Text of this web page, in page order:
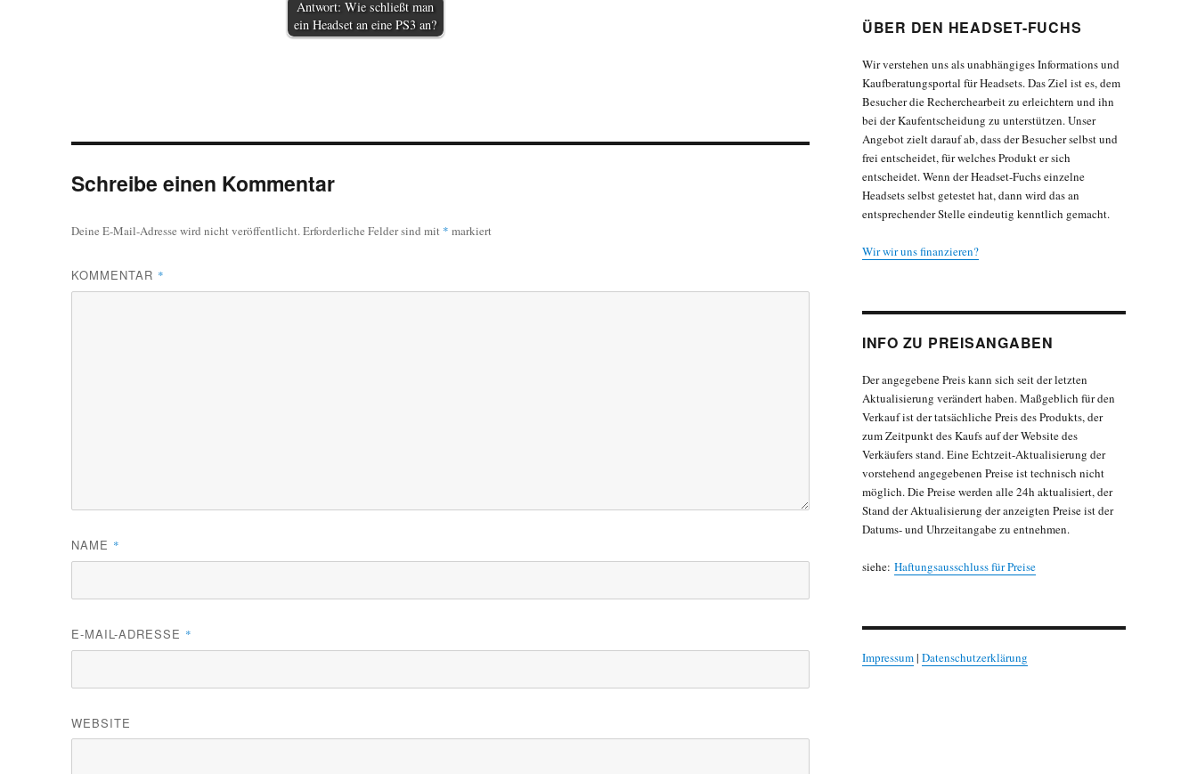
Antwort: Wie schließt man
ein Headset an eine PS3 an?
Schreibe einen Kommentar
Deine E-Mail-Adresse wird nicht veröffentlicht.Erforderliche Felder sind mit * markiert
KOMMENTAR *
NAME *
E-MAIL-ADRESSE *
WEBSITE
ÜBER DEN HEADSET-FUCHS
Wir verstehen uns als unabhängiges Informations und
Kaufberatungsportal für Headsets. Das Ziel ist es, dem
Besucher die Recherchearbeit zu erleichtern und ihn
bei der Kaufentscheidung zu unterstützen. Unser
Angebot zielt darauf ab, dass der Besucher selbst und
frei entscheidet, für welches Produkt er sich
entscheidet. Wenn der Headset-Fuchs einzelne
Headsets selbst getestet hat, dann wird das an
entsprechender Stelle eindeutig kenntlich gemacht.
Wir wir uns finanzieren?
INFO ZU PREISANGABEN
Der angegebene Preis kann sich seit der letzten
Aktualisierung verändert haben. Maßgeblich für den
Verkauf ist der tatsächliche Preis des Produkts, der
zum Zeitpunkt des Kaufs auf der Website des
Verkäufers stand. Eine Echtzeit-Aktualisierung der
vorstehend angegebenen Preise ist technisch nicht
möglich. Die Preise werden alle 24h aktualisiert, der
Stand der Aktualisierung der anzeigten Preise ist der
Datums- und Uhrzeitangabe zu entnehmen.
siehe: Haftungsausschluss für Preise
Impressum| Datenschutzerklärung